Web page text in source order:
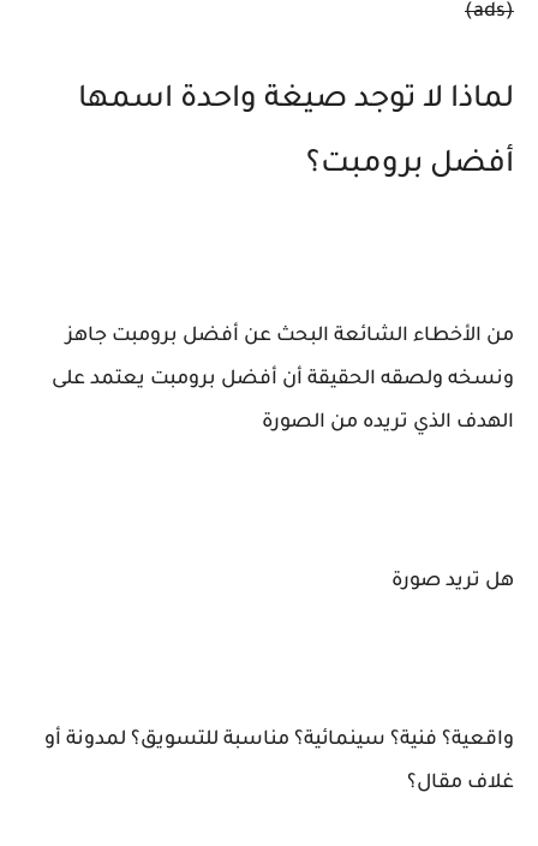
(ads)
لماذا لا توجد صيغة واحدة اسمها
أفضل برومبت؟
من الأخطاء الشائعة البحث عن أفضل برومبت جاهز
ونسخه ولصقه الحقيقة أن أفضل برومبت يعتمد على
الهدف الذي تريده من الصورة
هل تريد صورة
واقعية؟ فنية؟ سينمائية؟ مناسبة للتسويق؟ لمدونة أو
غلاف مقال؟